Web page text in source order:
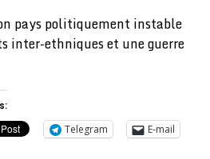
pays politiquement instable
inter-ethniques et une guerre
Telegram
E-mail